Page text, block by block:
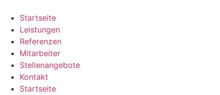
Inhalt
springen
Startseite
Leistungen
Referenzen
Mitarbeiter
Stellenangebote
Kontakt
Startseite